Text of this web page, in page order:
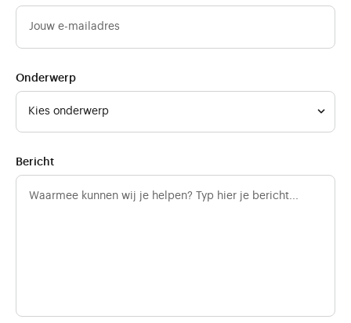
Onderwerp
Kies onderwerp
Bericht